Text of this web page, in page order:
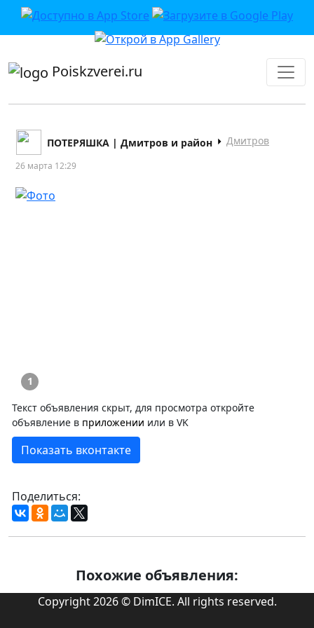
приложении или в VK">
Poiskzverei.ru
ПОТЕРЯШКА | Дмитров и район Дмитров
26 марта 12:29
1
Текст объявления скрыт, для просмотра откройте
объявление в приложении или в VK
Показать вконтакте
Поделиться:
Похожие объявления:
Copyright 2026 © DimICE. All rights reserved.